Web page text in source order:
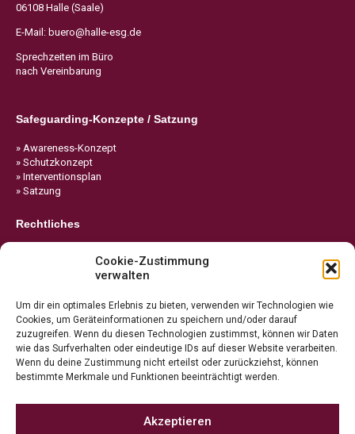
Cookie-Zustimmung
verwalten
Um dir ein optimales Erlebnis zu bieten, verwenden wir Technologien wie
Cookies, um Geräteinformationen zu speichern und/oder darauf
zuzugreifen. Wenn du diesen Technologien zustimmst, können wir Daten
wie das Surfverhalten oder eindeutige IDs auf dieser Website verarbeiten.
Wenn du deine Zustimmung nicht erteilst oder zurückziehst, können
bestimmte Merkmale und Funktionen beeinträchtigt werden.
Akzeptieren
06108 Halle (Saale)
E-Mail: buero@halle-esg.de
Sprechzeiten im Büro
nach Vereinbarung
Safeguarding-Konzepte / Satzung
» Awareness-Konzept
» Schutzkonzept
» Interventionsplan
» Satzung
Rechtliches
» Cookie-Richtlinie